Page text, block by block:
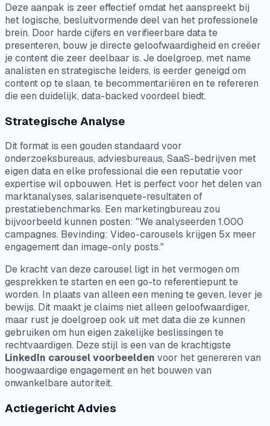
Deze aanpak is zeer effectief omdat het aanspreekt bij
het logische, besluitvormende deel van het professionele
brein. Door harde cijfers en verifieerbare data te
presenteren, bouw je directe geloofwaardigheid en creëer
je content die zeer deelbaar is. Je doelgroep, met name
analisten en strategische leiders, is eerder geneigd om
content op te slaan, te becommentariëren en te refereren
die een duidelijk, data-backed voordeel biedt.
Strategische Analyse
Dit format is een gouden standaard voor
onderzoeksbureaus, adviesbureaus, SaaS-bedrijven met
eigen data en elke professional die een reputatie voor
expertise wil opbouwen. Het is perfect voor het delen van
marktanalyses, salarisenquete-resultaten of
prestatiebenchmarks. Een marketingbureau zou
bijvoorbeeld kunnen posten: "We analyseerden 1.000
campagnes. Bevinding: Video-carousels krijgen 5x meer
engagement dan image-only posts."
De kracht van deze carousel ligt in het vermogen om
gesprekken te starten en een go-to referentiepunt te
worden. In plaats van alleen een mening te geven, lever je
bewijs. Dit maakt je claims niet alleen geloofwaardiger,
maar rust je doelgroep ook uit met data die ze kunnen
gebruiken om hun eigen zakelijke beslissingen te
rechtvaardigen. Deze stijl is een van de krachtigste
LinkedIn carousel voorbeelden voor het genereren van
hoogwaardige engagement en het bouwen van
onwankelbare autoriteit.
Actiegericht Advies